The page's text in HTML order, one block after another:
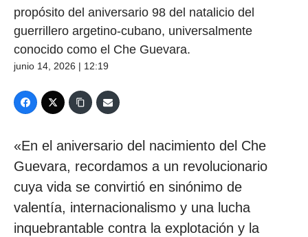
propósito del aniversario 98 del natalicio del
guerrillero argetino-cubano, universalmente
conocido como el Che Guevara.
junio 14, 2026 | 12:19
«En el aniversario del nacimiento del Che
Guevara, recordamos a un revolucionario
cuya vida se convirtió en sinónimo de
valentía, internacionalismo y una lucha
inquebrantable contra la explotación y la